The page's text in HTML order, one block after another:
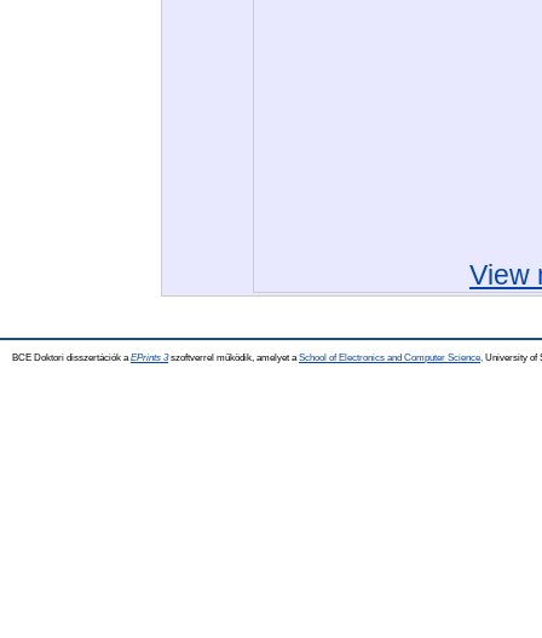
View
BCE Doktori disszertációk a EPrints 3szoftverrel működik, amelyet a School of Electronics and Computer Science, University of